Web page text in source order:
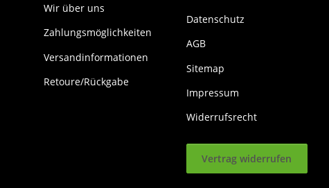
Wir über uns
Zahlungsmöglichkeiten
Versandinformationen
Retoure/Rückgabe
Datenschutz
AGB
Sitemap
Impressum
Widerrufsrecht
Vertrag widerrufen